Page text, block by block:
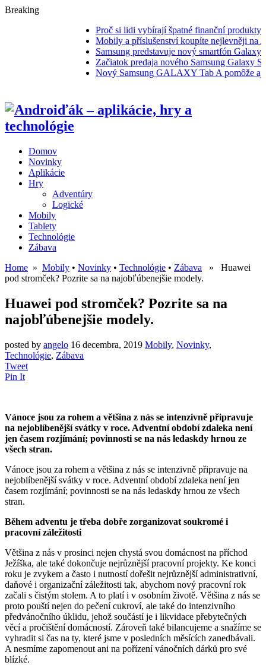
Breaking
Proč si lidi vybírají špatné finanční produkty
Mobily a příslušenství koupíte nejlevněji na
Samsung predstavuje nový smartfón Galaxy J1
Začiatok predaja nového Samsung Galaxy S6 a
Nový Samsung GALAXY Tab A pomôže aj
Domov
Novinky
Aplikácie
Hry
Adventúry
Logické
Mobily
Tablety
Technológie
Zábava
Home » Mobily • Novinky • Technológie • Zábava » Huawei
pod stromček? Pozrite sa na najobľúbenejšie modely.
Huawei pod stromček? Pozrite sa na
najobľúbenejšie modely.
posted by angelo 16 decembra, 2019 Mobily, Novinky,
Technológie, Zábava
Tweet
Pin It
Vánoce jsou za rohem a většina z nás se intenzivně připravuje
na nejoblíbenější svátky v roce. Adventní období zdaleka není
jen časem rozjímání; povinnosti se na nás ledaskdy hrnou ze
všech stran.
Vánoce jsou za rohem a většina z nás se intenzivně připravuje na
nejoblíbenější svátky v roce. Adventní období zdaleka není jen
časem rozjímání; povinnosti se na nás ledaskdy hrnou ze všech
stran.
Během adventu je třeba dobře zorganizovat soukromé i
pracovní záležitosti
Většina z nás v prosinci nejen chystá svou domácnost na příchod
Ježíška, ale také dokončuje nejrůznější pracovní projekty. Ke konci
roku je zvykem a často i nutností dořešit nejrůznější administrativní,
daňové i organizační záležitosti tak, abychom nový pracovní rok
začali s čistým stolem. A to platí i v osobním životě. Většina z nás se
proto pouští nejen do pečení cukroví, ale také do intenzivního
předvánočního úklidu, jehož součástí je i likvidace přebytečných
věcí a pročištění domácností. Zároveň také bilancujeme a snažíme se
vyhradit si čas na ty, které jsme v posledních měsících zanedbávali.
A nesmíme zapomenout ani na pořízení vánočních dárků pro své
blízké.